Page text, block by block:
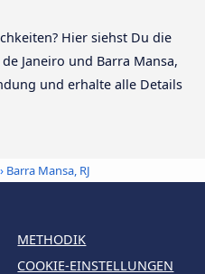
Hier siehst Du die
Janeiro und Barra Mansa,
und erhalte alle Details
› Barra Mansa, RJ
METHODIK
COOKIE-EINSTELLUNGEN